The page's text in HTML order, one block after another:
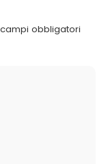
obbligatori